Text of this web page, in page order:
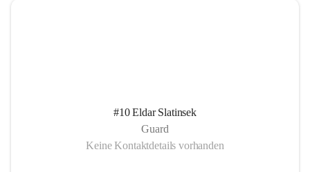
#10 Eldar Slatinsek
Guard
Keine Kontaktdetails vorhanden